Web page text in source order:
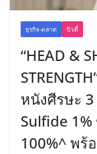
ธุรกิจ-ตลาด บิวตี้
“HEAD &
หนังศีรษะ
Sulfide
100%^ พร้